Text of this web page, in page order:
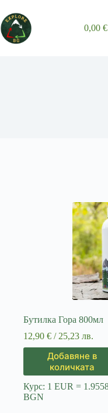
to
content
0,00€
Бутилка Гора 800мл
12,90 € / 25,23 лв.
Добавяне в
количката
Курс: 1 EUR =
BGN